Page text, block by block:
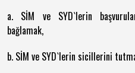
a. SİM ve SYD`lerin
bağlamak,
b. SİM ve SYD`lerin sicillerini